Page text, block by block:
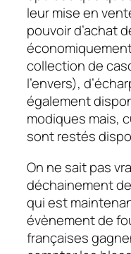
leur mise en
pouvoir d’achat
collection de
l’envers),
également
modiques mais,
sont restés
On ne sait pas
déchainement
qui est
évènement de
françaises